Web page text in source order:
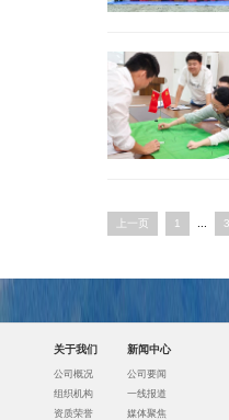
上一页 1 ... 3
关于我们
公司概况
组织机构
资质荣誉
新闻中心
公司要闻
一线报道
媒体聚焦